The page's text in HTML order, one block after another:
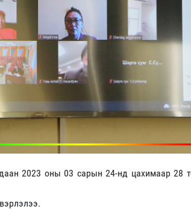
2023 оны 03 сарын 24-нд цахимаар 28